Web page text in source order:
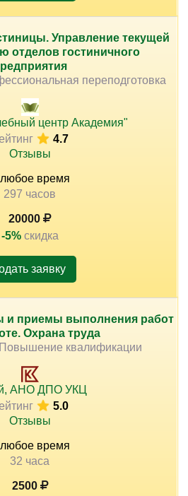
Управление текущей
отделов гостиничного
переподготовка
центр Академия"
4.7
Отзывы
время
297 часов
20000
-5% скидка
заявку
и приемы выполнения работ
Охрана труда
квалификации
АНО ДПО УКЦ
5.0
Отзывы
время
32 часа
2500